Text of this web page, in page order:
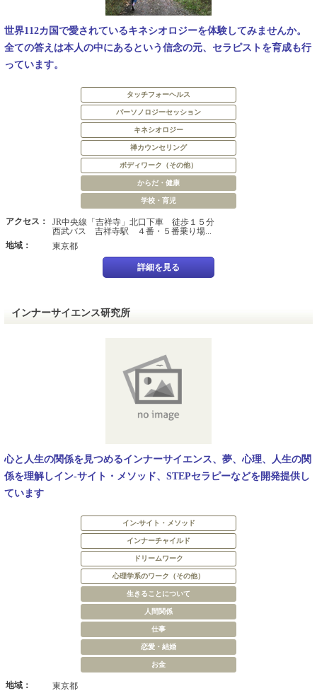
世界112カ国で愛されているキネシオロジーを体験してみませんか。
全ての答えは本人の中にあるという信念の元、セラピストを育成も行
っています。
タッチフォーヘルス
パーソノロジーセッション
キネシオロジー
禅カウンセリング
ボディワーク（その他）
からだ・健康
学校・育児
アクセス：
JR中央線「吉祥寺」北口下車 徒歩１５分
西武バス 吉祥寺駅 ４番・５番乗り場...
地域：
東京都
詳細を見る
インナーサイエンス研究所
心と人生の関係を見つめるインナーサイエンス、夢、心理、人生の関
係を理解しイン-サイト・メソッド、STEPセラピーなどを開発提供し
ています
イン-サイト・メソッド
インナーチャイルド
ドリームワーク
心理学系のワーク（その他）
生きることについて
人間関係
仕事
恋愛・結婚
お金
地域： 東京都